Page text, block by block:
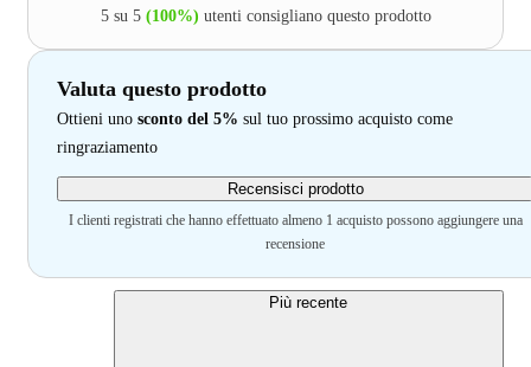
5 su 5 (100%) utenti consigliano questo prodotto
Valuta questo prodotto
Ottieni uno sconto del 5% sul tuo prossimo acquisto come
ringraziamento
Recensisci prodotto
I clienti registrati che hanno effettuato almeno 1 acquisto possono aggiungere una
recensione
Più recente